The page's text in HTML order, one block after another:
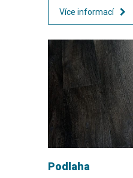
Více informací
Podlaha